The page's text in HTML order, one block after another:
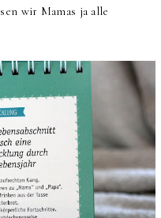
wir Mamas ja alle